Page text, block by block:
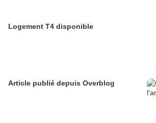
Logement T4 disponible
Article publié depuis Overblog